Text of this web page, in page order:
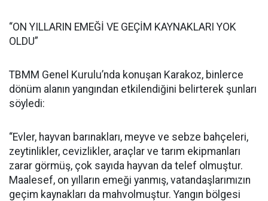
“ON YILLARIN EMEĞİ VE GEÇİM KAYNAKLARI YOK
OLDU”
TBMM Genel Kurulu’nda konuşan Karakoz, binlerce
dönüm alanın yangından etkilendiğini belirterek şunları
söyledi:
“Evler, hayvan barınakları, meyve ve sebze bahçeleri,
zeytinlikler, cevizlikler, araçlar ve tarım ekipmanları
zarar görmüş, çok sayıda hayvan da telef olmuştur.
Maalesef, on yılların emeği yanmış, vatandaşlarımızın
geçim kaynakları da mahvolmuştur. Yangın bölgesi